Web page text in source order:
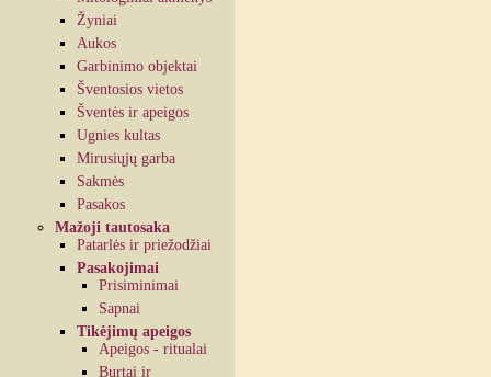
Žyniai
Aukos
Garbinimo objektai
Šventosios vietos
Šventės ir apeigos
Ugnies kultas
Mirusiųjų garba
Sakmės
Pasakos
Mažoji tautosaka
Patarlės ir priežodžiai
Pasakojimai
Prisiminimai
Sapnai
Tikėjimų apeigos
Apeigos - ritualai
Burtai ir